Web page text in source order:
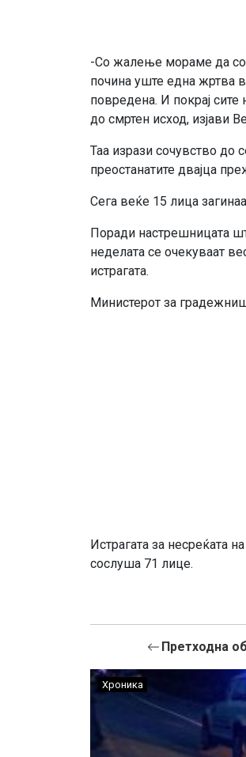
-Со жалење мораме да
почина уште една жртва
повредена. И покрај сите
до смртен исход, изјави
Таа изрази сочувство до
преостанатите двајца
Сега веќе 15 лица
Поради настрешницата
неделата се очекуваат
истрагата.
Министерот за
Истрагата за несреќата
сослуша 71 лице.
Претходна
Хроника